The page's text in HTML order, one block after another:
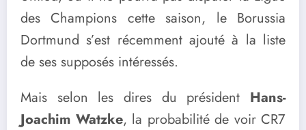
des Champions cette saison, le Borussia
Dortmund s’est récemment ajouté à la liste
de ses supposés intéressés.
Mais selon les dires du président Hans-
Joachim Watzke, la probabilité de voir CR7